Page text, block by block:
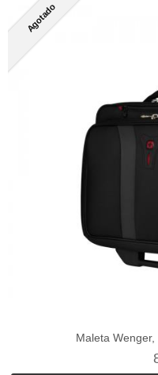
Agotado
Maleta Wenger,